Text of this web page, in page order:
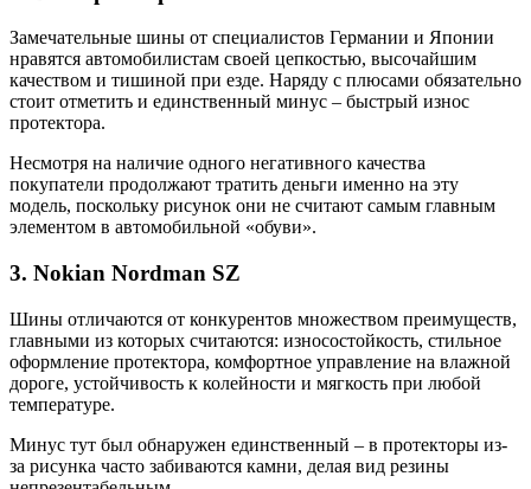
Замечательные шины от специалистов Германии и Японии
нравятся автомобилистам своей цепкостью, высочайшим
качеством и тишиной при езде. Наряду с плюсами обязательно
стоит отметить и единственный минус – быстрый износ
протектора.
Несмотря на наличие одного негативного качества
покупатели продолжают тратить деньги именно на эту
модель, поскольку рисунок они не считают самым главным
элементом в автомобильной «обуви».
3. Nokian Nordman SZ
Шины отличаются от конкурентов множеством преимуществ,
главными из которых считаются: износостойкость, стильное
оформление протектора, комфортное управление на влажной
дороге, устойчивость к колейности и мягкость при любой
температуре.
Минус тут был обнаружен единственный – в протекторы из-
за рисунка часто забиваются камни, делая вид резины